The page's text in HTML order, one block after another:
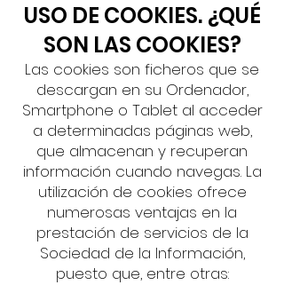
USO DE COOKIES. ¿QUÉ
SON LAS COOKIES?
Las cookies son ficheros que se
descargan en su Ordenador,
Smartphone o Tablet al acceder
a determinadas páginas web,
que almacenan y recuperan
información cuando navegas. La
utilización de cookies ofrece
numerosas ventajas en la
prestación de servicios de la
Sociedad de la Información,
puesto que, entre otras: